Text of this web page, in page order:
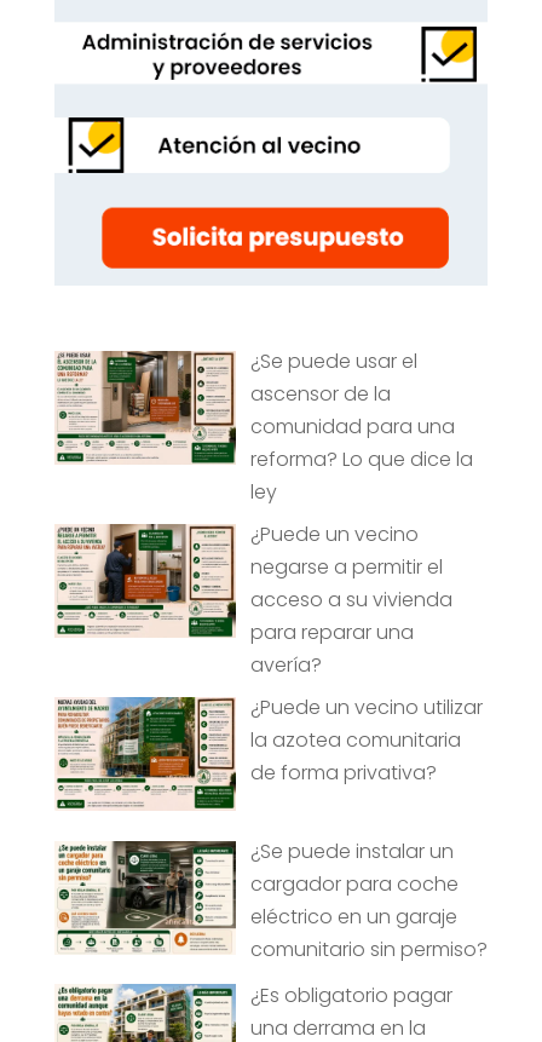
¿Se puede usar el
ascensor de la
comunidad para una
reforma? Lo que dice la
ley
¿Puede un vecino
negarse a permitir el
acceso a su vivienda
para reparar una
avería?
¿Puede un vecino utilizar
la azotea comunitaria
de forma privativa?
¿Se puede instalar un
cargador para coche
eléctrico en un garaje
comunitario sin permiso?
¿Es obligatorio pagar
una derrama en la